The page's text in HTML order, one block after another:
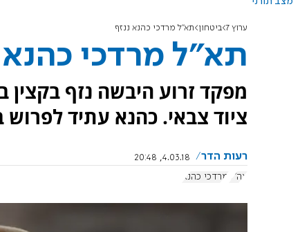
ערוץ 7 ביטחון תא"ל מרדכי כהנא ננזף
תא"ל מרדכי כהנא
מפקד זרוע היבשה נזף
ציוד צבאי. כהנא עתיד
רעות הדר
4.03.18, 20:48
צה"ל
מרדכי כהנא